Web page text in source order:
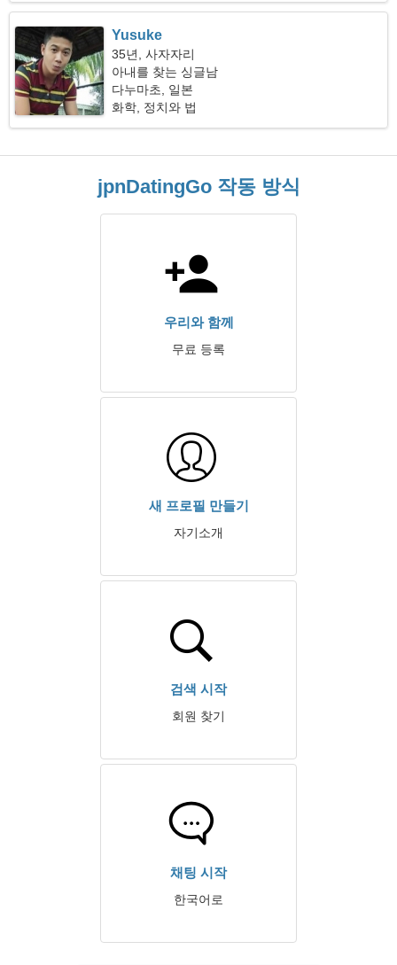
Yusuke
35년, 사자자리
아내를 찾는 싱글남
다누마초, 일본
화학, 정치와 법
jpnDatingGo 작동 방식
우리와 함께
무료 등록
새 프로필 만들기
자기소개
검색 시작
회원 찾기
채팅 시작
한국어로